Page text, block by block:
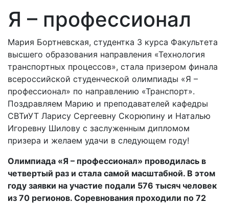
Я – профессионал
Мария Бортневская, студентка 3 курса Факультета
высшего образования направления «Технология
транспортных процессов», стала призером финала
всероссийской студенческой олимпиады «Я –
профессионал» по направлению «Транспорт».
Поздравляем Марию и преподавателей кафедры
СВТиУТ Ларису Сергеевну Скорюпину и Наталью
Игоревну Шилову с заслуженным дипломом
призера и желаем удачи в следующем году!
Олимпиада «Я – профессионал» проводилась в
четвертый раз и стала самой масштабной. В этом
году заявки на участие подали 576 тысяч человек
из 70 регионов. Соревнования проходили по 72